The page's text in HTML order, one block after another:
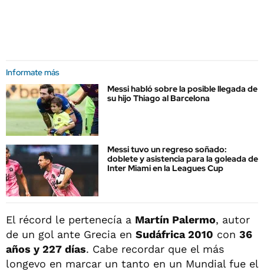
Informate más
Messi habló sobre la posible llegada de
su hijo Thiago al Barcelona
Messi tuvo un regreso soñado:
doblete y asistencia para la goleada de
Inter Miami en la Leagues Cup
El récord le pertenecía a Martín Palermo, autor
de un gol ante Grecia en Sudáfrica 2010 con 36
años y 227 días. Cabe recordar que el más
longevo en marcar un tanto en un Mundial fue el